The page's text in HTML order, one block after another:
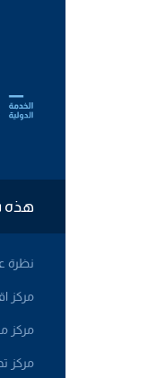
هذه
نظرة
مركز
مركز
مركز